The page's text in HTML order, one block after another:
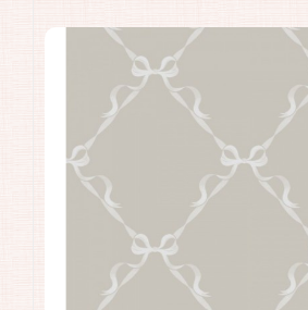
Производитель:Holden Decor
Коллекция:Adventure Awaits
Длина рулона: 10.05 .
Ширина рулона:0.53 .
Материал покрытия: Виниловое
Великобритания
Материал основы:
Флизелин
Раппорт: